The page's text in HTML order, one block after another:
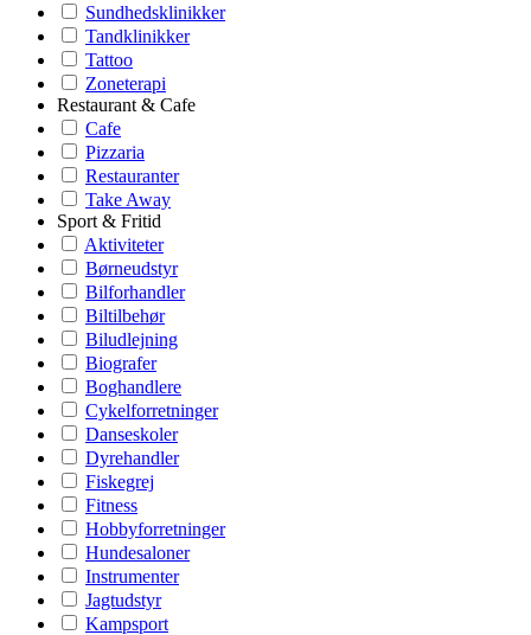
Sundhedsklinikker
Tandklinikker
Tattoo
Zoneterapi
Restaurant & Cafe
Cafe
Pizzaria
Restauranter
Take Away
Sport & Fritid
Aktiviteter
Børneudstyr
Bilforhandler
Biltilbehør
Biludlejning
Biografer
Boghandlere
Cykelforretninger
Danseskoler
Dyrehandler
Fiskegrej
Fitness
Hobbyforretninger
Hundesaloner
Instrumenter
Jagtudstyr
Kampsport